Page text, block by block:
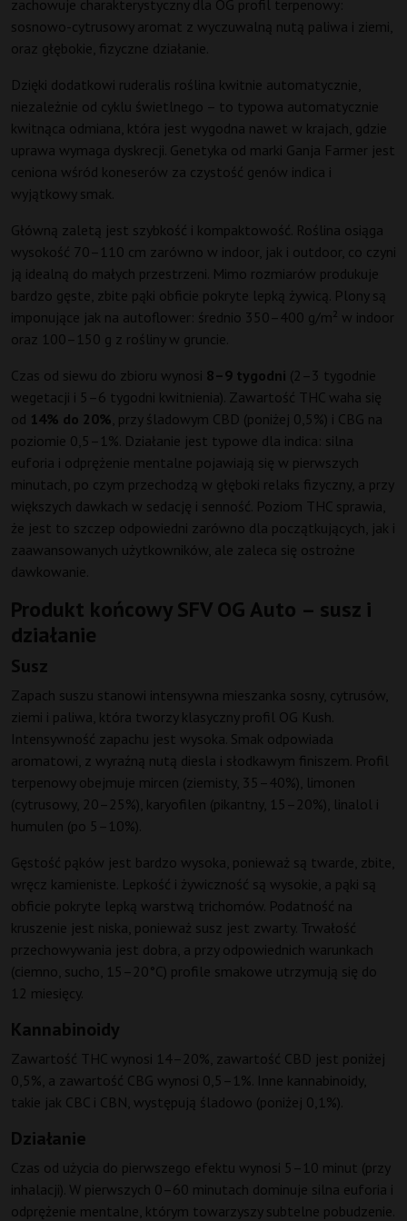
zachowuje charakterystyczny dla OG profil terpenowy:
sosnowo-cytrusowy aromat z wyczuwalną nutą paliwa i ziemi,
oraz głębokie, fizyczne działanie.
Dzięki dodatkowi ruderalis roślina kwitnie automatycznie,
niezależnie od cyklu świetlnego – to typowa automatycznie
kwitnąca odmiana, która jest wygodna nawet w krajach, gdzie
uprawa wymaga dyskrecji. Genetyka od marki Ganja Farmer jest
ceniona wśród koneserów za czystość genów indica i
wyjątkowy smak.
Główną zaletą jest szybkość i kompaktowość. Roślina osiąga
wysokość 70–110 cm zarówno w indoor, jak i outdoor, co czyni
ją idealną do małych przestrzeni. Mimo rozmiarów produkuje
bardzo gęste, zbite pąki obficie pokryte lepką żywicą. Plony są
imponujące jak na autoflower: średnio 350–400 g/m² w indoor
oraz 100–150 g z rośliny w gruncie.
Czas od siewu do zbioru wynosi 8–9 tygodni (2–3 tygodnie
wegetacji i 5–6 tygodni kwitnienia). Zawartość THC waha się
od 14% do 20% , przy śladowym CBD (poniżej 0,5%) i CBG na
poziomie 0,5–1%. Działanie jest typowe dla indica: silna
euforia i odprężenie mentalne pojawiają się w pierwszych
minutach, po czym przechodzą w głęboki relaks fizyczny, a przy
większych dawkach w sedację i senność. Poziom THC sprawia,
że jest to szczep odpowiedni zarówno dla początkujących, jak i
zaawansowanych użytkowników, ale zaleca się ostrożne
dawkowanie.
Produkt końcowy SFV OG Auto – susz i
działanie
Susz
Zapach suszu stanowi intensywna mieszanka sosny, cytrusów,
ziemi i paliwa, która tworzy klasyczny profil OG Kush.
Intensywność zapachu jest wysoka. Smak odpowiada
aromatowi, z wyraźną nutą diesla i słodkawym finiszem. Profil
terpenowy obejmuje mircen (ziemisty, 35–40%), limonen
(cytrusowy, 20–25%), karyofilen (pikantny, 15–20%), linalol i
humulen (po 5–10%).
Gęstość pąków jest bardzo wysoka, ponieważ są twarde, zbite,
wręcz kamieniste. Lepkość i żywiczność są wysokie, a pąki są
obficie pokryte lepką warstwą trichomów. Podatność na
kruszenie jest niska, ponieważ susz jest zwarty. Trwałość
przechowywania jest dobra, a przy odpowiednich warunkach
(ciemno, sucho, 15–20°C) profile smakowe utrzymują się do
12 miesięcy.
Kannabinoidy
Zawartość THC wynosi 14–20%, zawartość CBD jest poniżej
0,5%, a zawartość CBG wynosi 0,5–1%. Inne kannabinoidy,
takie jak CBC i CBN, występują śladowo (poniżej 0,1%).
Działanie
Czas od użycia do pierwszego efektu wynosi 5–10 minut (przy
inhalacji). W pierwszych 0–60 minutach dominuje silna euforia i
odprężenie mentalne, którym towarzyszy subtelne pobudzenie.